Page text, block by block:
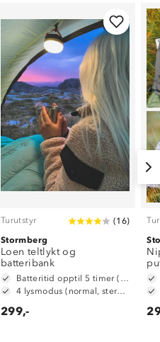
Turutstyr (16)
Stormberg
Loen teltlykt og
batteribank
4 lysmodus (normal, sterkt, strobelys, SOS-signal)
299,-